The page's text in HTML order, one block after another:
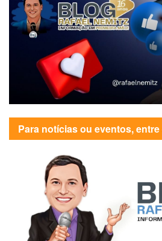
Para notícias ou eventos,